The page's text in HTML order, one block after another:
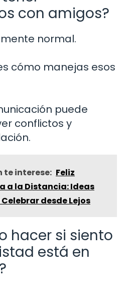
con amigos?
normal.
cómo manejas esos
puede
conflictos y
te interese: Feliz
a la Distancia: Ideas
desde Lejos
hacer si siento
está en